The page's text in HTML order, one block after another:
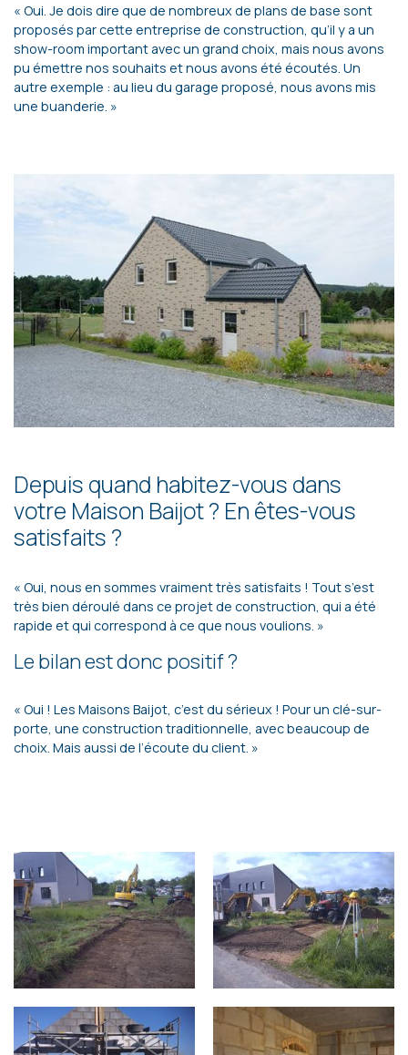
« Oui. Je dois dire que de nombreux de plans de base sont
proposés par cette entreprise de construction, qu’il y a un
show-room important avec un grand choix, mais nous avons
pu émettre nos souhaits et nous avons été écoutés. Un
autre exemple : au lieu du garage proposé, nous avons mis
une buanderie. »
Depuis quand habitez-vous dans
votre Maison Baijot ? En êtes-vous
satisfaits ?
« Oui, nous en sommes vraiment très satisfaits ! Tout s’est
très bien déroulé dans ce projet de construction, qui a été
rapide et qui correspond à ce que nous voulions. »
Le bilan est donc positif ?
« Oui ! Les Maisons Baijot, c’est du sérieux ! Pour un clé-sur-
porte, une construction traditionnelle, avec beaucoup de
choix. Mais aussi de l’écoute du client. »